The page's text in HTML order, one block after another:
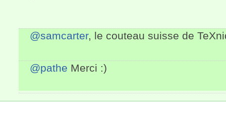
@samcarter, le couteau suisse de
@pathe Merci :)